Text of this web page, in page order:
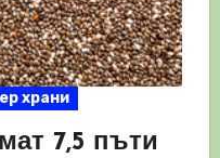
храни
7,5 пъти